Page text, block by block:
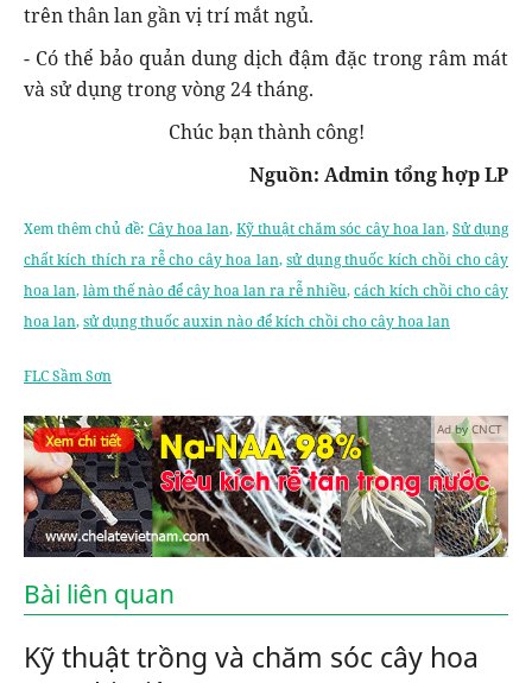
trên thân lan gần vị trí mắt ngủ.
- Có thể bảo quản dung dịch đậm đặc trong râm mát
và sử dụng trong vòng 24 tháng.
Chúc bạn thành công!
Nguồn: Admin tổng hợp LP
Xem thêm chủ đề: Cây hoa lan,Kỹ thuật chăm sóc cây hoa lan,Sử dụng
chất kích thích ra rễ cho cây hoa lan,sử dụng thuốc kích chồi cho cây
hoa lan,làm thế nào để cây hoa lan ra rễ nhiều,cách kích chồi cho cây
hoa lan,sử dụng thuốc auxin nào để kích chồi cho cây hoa lan
FLC Sầm Sơn
Ad by CNCT
Bài liên quan
Kỹ thuật trồng và chăm sóc cây hoa